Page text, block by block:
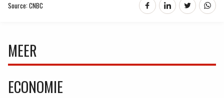
Source: CNBC
MEER
ECONOMIE